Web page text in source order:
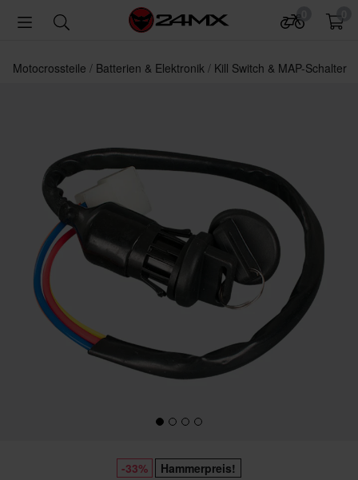
Motocrossteile Batterien & Elektronik Kill Switch & MAP-Schalter
-33% Hammerpreis!